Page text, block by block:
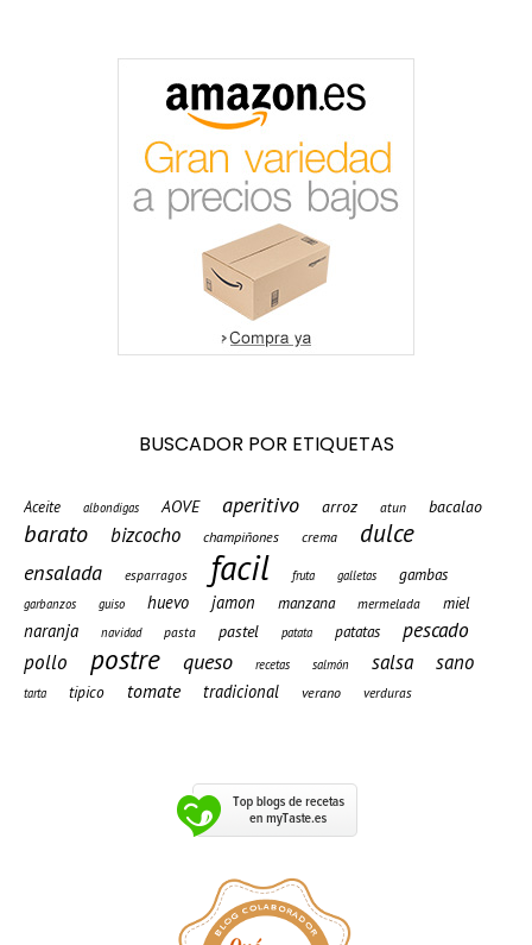
BUSCADOR POR ETIQUETAS
Aceite albondigas AOVE aperitivo arroz atun bacalao
barato bizcocho champiñones crema dulce
ensalada esparragos facil fruta galletas gambas
garbanzos guiso huevo jamon manzana mermelada miel
naranja navidad pasta pastel patata patatas pescado
pollo postre queso recetas salmón salsa sano
tarta tipico tomate tradicional verano verduras